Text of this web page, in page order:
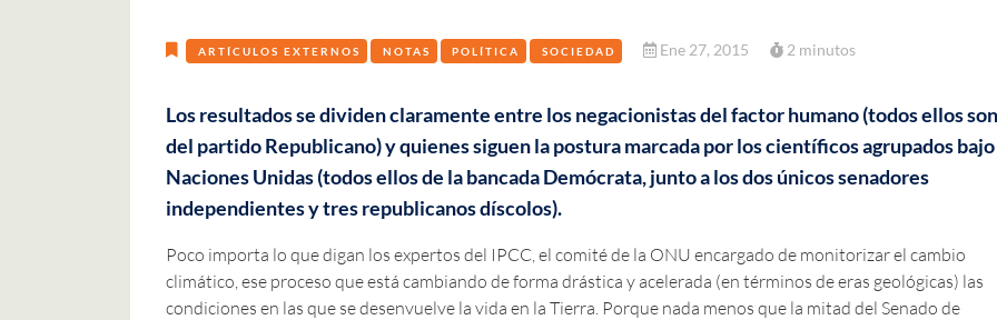
ARTÍCULOS EXTERNOS NOTAS POLÍTICA SOCIEDAD Ene 27, 2015 2 minutos
Los resultados se dividen claramente entre los negacionistas del factor humano (todos ellos son
del partido Republicano) y quienes siguen la postura marcada por los científicos agrupados bajo
Naciones Unidas (todos ellos de la bancada Demócrata, junto a los dos únicos senadores
independientes y tres republicanos díscolos).
Poco importa lo que digan los expertos del IPCC, el comité de la ONU encargado de monitorizar el cambio
climático, ese proceso que está cambiando de forma drástica y acelerada (en términos de eras geológicas) las
condiciones en las que se desenvuelve la vida en la Tierra. Porque nada menos que la mitad del Senado de